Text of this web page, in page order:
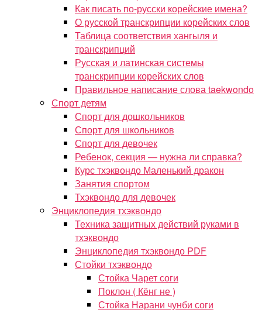
Как писать по-русски корейские имена?
О русской транскрипции корейских слов
Таблица соответствия хангыля и
транскрипций
Русская и латинская системы
транскрипции корейских слов
Правильное написание слова taekwondo
Спорт детям
Спорт для дошкольников
Спорт для школьников
Спорт для девочек
Ребенок, секция — нужна ли справка?
Курс тхэквондо Маленький дракон
Занятия спортом
Тхэквондо для девочек
Энциклопедия тхэквондо
Техника защитных действий руками в
тхэквондо
Энциклопедия тхэквондо PDF
Стойки тхэквондо
Стойка Чарет соги
Поклон ( Кёнг не )
Стойка Нарани чунби соги